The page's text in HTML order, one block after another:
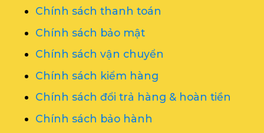
Chính sách thanh toán
Chính sách bảo mật
Chính sách vận chuyển
Chính sách kiểm hàng
Chính sách đổi trả hàng & hoàn tiền
Chính sách bảo hành